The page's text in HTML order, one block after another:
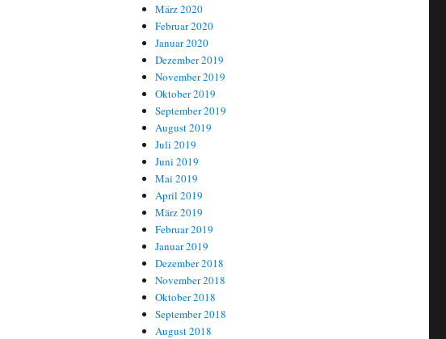
März 2020
Februar 2020
Januar 2020
Dezember 2019
November 2019
Oktober 2019
September 2019
August 2019
Juli 2019
Juni 2019
Mai 2019
April 2019
März 2019
Februar 2019
Januar 2019
Dezember 2018
November 2018
Oktober 2018
September 2018
August 2018